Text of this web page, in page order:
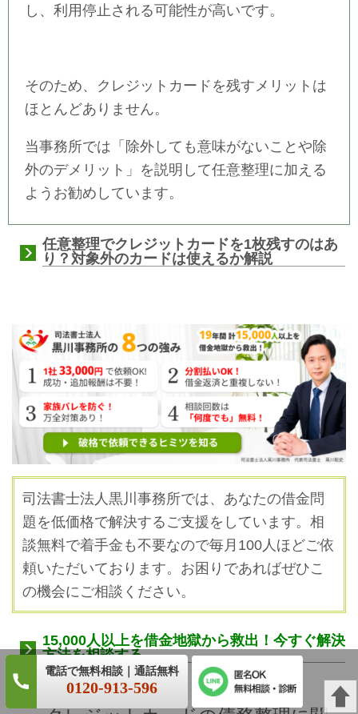
0120-913-596
し、利用停止される可能性が高いです。
そのため、クレジットカードを残すメリットは
ほとんどありません。
当事務所では「除外しても意味がないことや除
外のデメリット」を説明して任意整理に加える
ようお勧めしています。
任意整理でクレジットカードを1枚残すのはあ
り？対象外のカードは使えるか解説
司法書士法人黒川事務所では、あなたの借金問
題を低価格で解決するご支援をしています。 相
談無料で着手金も不要なので毎月100人ほどご依
頼いただいております。お困りであればぜひこ
の機会にご相談ください。
15,000人以上を借金地獄から救出！今すぐ解決
方法を相談する